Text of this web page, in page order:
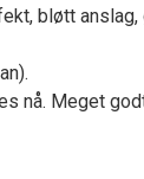
bløtt
nå. Meget